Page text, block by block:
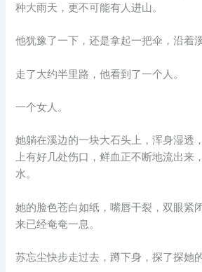
种大雨天，更不可能有人进山。
他犹豫了一下，还是拿起一把伞，沿着
走了大约半里路，他看到了一个人。
一个女人。
她躺在溪边的一块大石头上，浑身湿透
上有好几处伤口，鲜血正不断地流出来
水。
她的脸色苍白如纸，嘴唇干裂，双眼紧
来已经奄奄一息。
苏忘尘快步走过去，蹲下身，探了探她